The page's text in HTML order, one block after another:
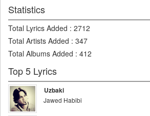
Statistics
Total Lyrics Added : 2712
Total Artists Added : 347
Total Albums Added : 412
Top 5 Lyrics
Uzbaki
Jawed Habibi